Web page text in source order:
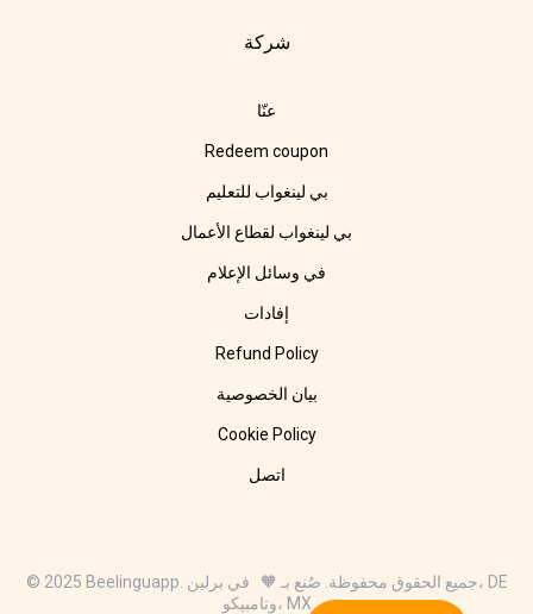
شركة
عنّا
Redeem coupon
بي لينغواب للتعليم
بي لينغواب لقطاع الأعمال
في وسائل الإعلام
إفادات
Refund Policy
بيان الخصوصية
Cookie Policy
اتصل
© 2025 Beelinguapp. جميع الحقوق محفوظة. صُنع بـ 🧡 في برلين، DE
وتامبيكو، MX